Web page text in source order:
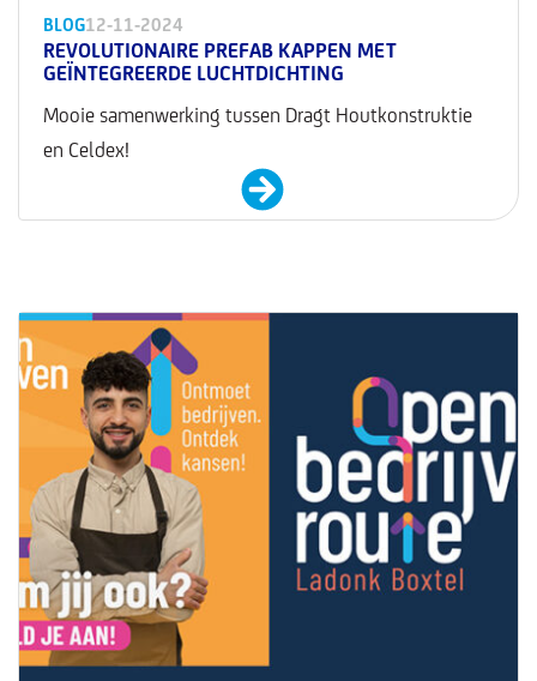
BLOG12-11-2024
REVOLUTIONAIRE PREFAB KAPPEN MET
GEÏNTEGREERDE LUCHTDICHTING
Mooie samenwerking tussen Dragt Houtkonstruktie
en Celdex!